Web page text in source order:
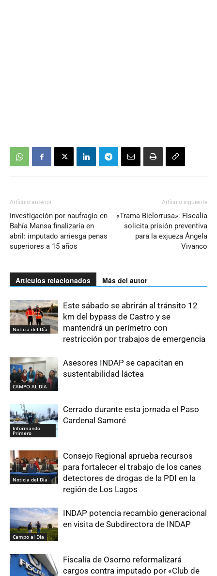
Artículo anterior
Investigación por naufragio en
Bahía Mansa finalizaría en
abril: imputado arriesga penas
superiores a 15 años
Artículo siguiente
«Trama Bielorrusa»: Fiscalía
solicita prisión preventiva
para la exjueza Ángela
Vivanco
Artículos relacionados Más del autor
Noticia del Día
Este sábado se abrirán al tránsito 12
km del bypass de Castro y se
mantendrá un perímetro con
restricción por trabajos de emergencia
CAMPO AL DIA
Asesores INDAP se capacitan en
sustentabilidad láctea
Informando
Primero
Cerrado durante esta jornada el Paso
Cardenal Samoré
Noticia del Día
Consejo Regional aprueba recursos
para fortalecer el trabajo de los canes
detectores de drogas de la PDI en la
región de Los Lagos
Campo al Día
INDAP potencia recambio generacional
en visita de Subdirectora de INDAP
Fiscalía de Osorno reformalizará
cargos contra imputado por «Club de